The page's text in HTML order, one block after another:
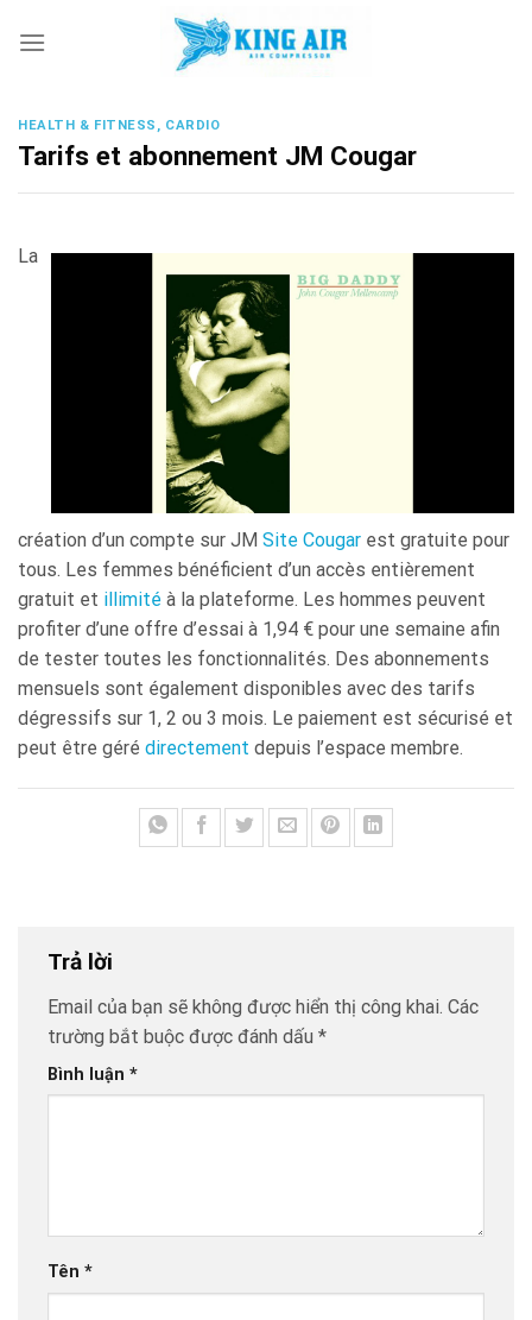
HEALTH & FITNESS, CARDIO
Tarifs et abonnement JM Cougar
La
création d’un compte sur JM Site Cougar est gratuite pour
tous. Les femmes bénéficient d’un accès entièrement
gratuit et illimité à la plateforme. Les hommes peuvent
profiter d’une offre d’essai à 1,94 € pour une semaine afin
de tester toutes les fonctionnalités. Des abonnements
mensuels sont également disponibles avec des tarifs
dégressifs sur 1, 2 ou 3 mois. Le paiement est sécurisé et
peut être géré directement depuis l’espace membre.
Trả lời
Email của bạn sẽ không được hiển thị công khai. Các
trường bắt buộc được đánh dấu *
Bình luận *
Tên *